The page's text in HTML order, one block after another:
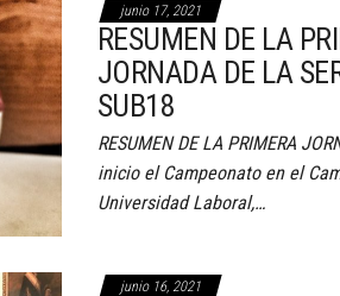
junio 17, 2021
RESUMEN DE LA
JORNADA DE LA
SUB18
RESUMEN DE LA PRIMERA
inicio el Campeonato en el
Universidad Laboral,…
junio 16, 2021